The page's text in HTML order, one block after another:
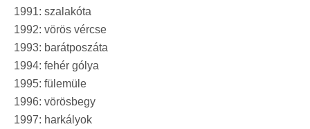
1991: szalakóta
1992: vörös vércse
1993: barátposzáta
1994: fehér gólya
1995: fülemüle
1996: vörösbegy
1997: harkályok